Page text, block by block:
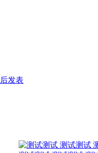
发表